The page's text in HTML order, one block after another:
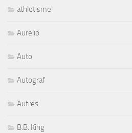
athletisme
Aurelio
Auto
Autograf
Autres
B.B. King